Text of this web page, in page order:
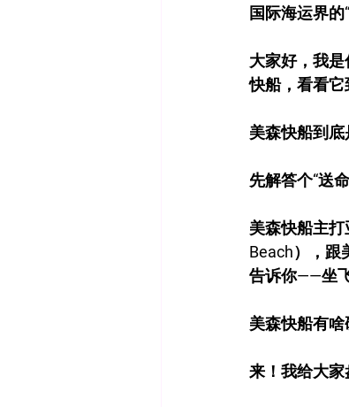
国际海运界
大家好，我
快船，看看它
美森快船到底
先解答个“送
美森快船主
Beach），跟
告诉你——坐
美森快船有啥
来！我给大家